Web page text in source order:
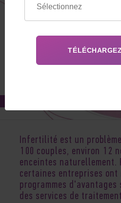
Infertilité est un
100 couples, environ 12
enceintes naturellement.
certaines entreprises ont
programmes
des services de